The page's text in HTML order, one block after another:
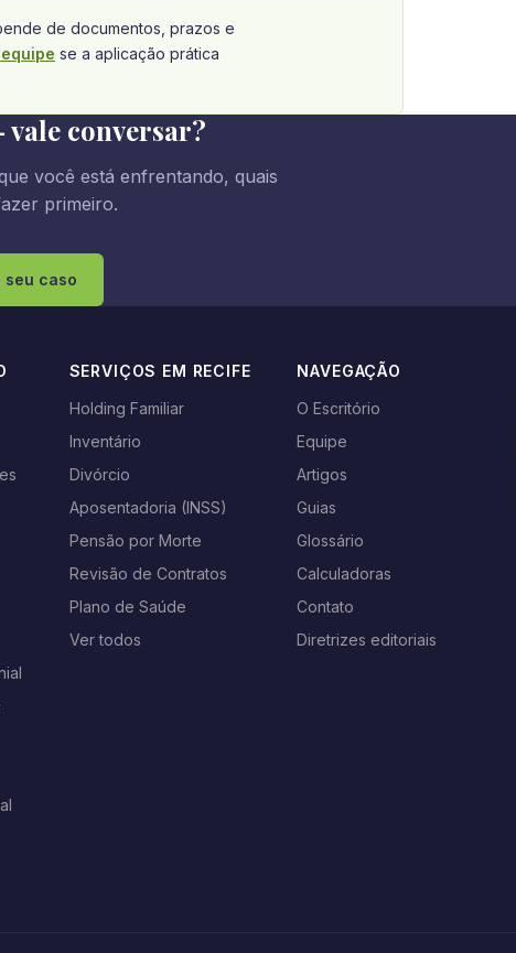
de documentos, prazos e
se a aplicação prática
vale conversar?
você está enfrentando, quais
primeiro.
seu caso
SERVIÇOS EM RECIFE
Holding Familiar
Inventário
Divórcio
Aposentadoria (INSS)
Pensão por Morte
Revisão de Contratos
Plano de Saúde
Ver todos
NAVEGAÇÃO
O Escritório
Equipe
Artigos
Guias
Glossário
Calculadoras
Contato
Diretrizes editoriais